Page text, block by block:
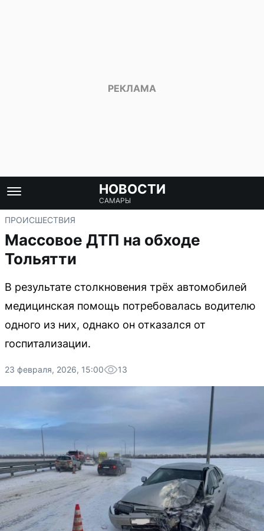
НОВОСТИ
САМАРЫ
ПРОИСШЕСТВИЯ
Массовое ДТП на обходе
Тольятти
В результате столкновения трёх автомобилей
медицинская помощь потребовалась водителю
одного из них, однако он отказался от
госпитализации.
23 февраля, 2026, 15:00 13